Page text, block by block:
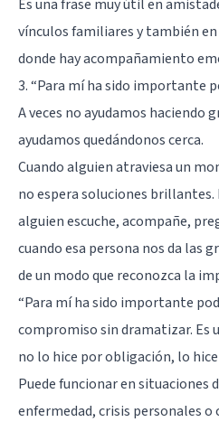
Es una frase muy útil en
vínculos familiares y también
donde hay acompañamiento
3. “Para mí ha sido importante
A veces no ayudamos haciendo
ayudamos quedándonos cerca.
Cuando alguien atraviesa un
no espera soluciones brillantes.
alguien escuche, acompañe,
cuando esa persona nos da las
de un modo que reconozca la
“Para mí ha sido importante
compromiso sin dramatizar. Es
no lo hice por obligación, lo
Puede funcionar en situaciones
enfermedad, crisis personales o